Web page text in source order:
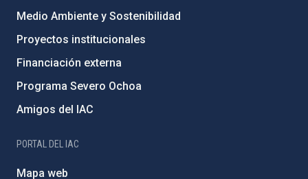
Medio Ambiente y Sostenibilidad
Proyectos institucionales
Financiación externa
Programa Severo Ochoa
Amigos del IAC
PORTAL DEL IAC
Mapa web